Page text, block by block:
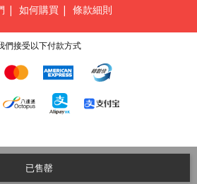
已售罄
| 如何購買 | 條款細則
們接受以下付款方式